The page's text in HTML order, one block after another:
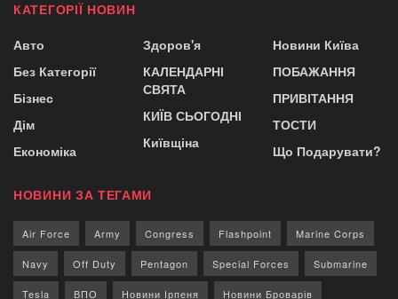
КАТЕГОРІЇ НОВИН
Авто
Без Категорії
Бізнес
Дім
Економіка
Здоров'я
КАЛЕНДАРНІ
СВЯТА
КИЇВ СЬОГОДНІ
Київщіна
Новини Київа
ПОБАЖАННЯ
ПРИВІТАННЯ
ТОСТИ
Що Подарувати?
НОВИНИ ЗА ТЕГАМИ
Air Force Army Congress Flashpoint Marine Corps
Navy Off Duty Pentagon Special Forces Submarine
Tesla ВПО Новини Ірпеня Новини Броварів